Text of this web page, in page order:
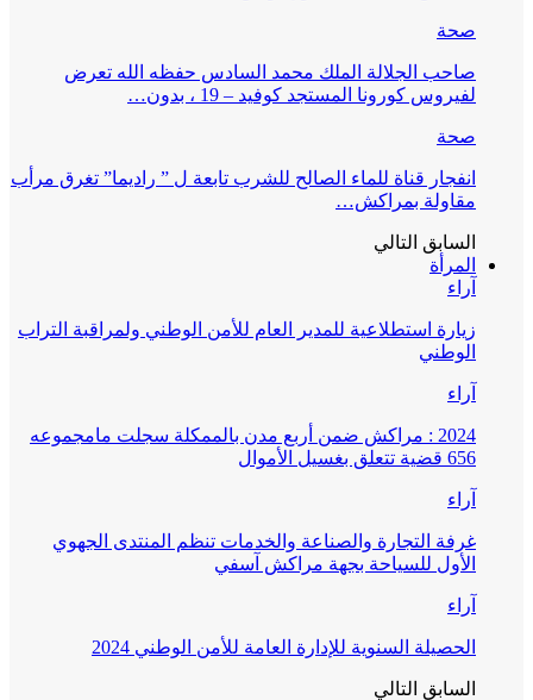
صحة
صاحب الجلالة الملك محمد السادس حفظه الله تعرض
لفيروس كورونا المستجد كوفيد – 19 ، بدون…
صحة
انفجار قناة للماء الصالح للشرب تابعة ل ” راديما” تغرق مرأب
مقاولة بمراكش…
السابق التالي
المرأة
آراء
زيارة استطلاعية للمدير العام للأمن الوطني ولمراقبة التراب
الوطني
آراء
2024 : مراكش ضمن أربع مدن بالممكلة سجلت مامجموعه
656 قضية تتعلق بغسيل الأموال
آراء
غرفة التجارة والصناعة والخدمات تنظم المنتدى الجهوي
الأول للسياحة بجهة مراكش آسفي
آراء
الحصيلة السنوية للإدارة العامة للأمن الوطني 2024
السابق التالي